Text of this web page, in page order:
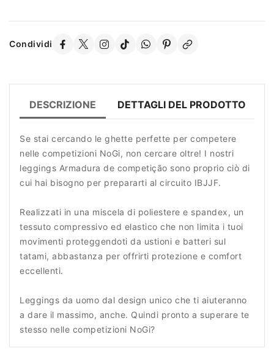
Condividi
DESCRIZIONE DETTAGLI DEL PRODOTTO
Se stai cercando le ghette perfette per competere
nelle competizioni NoGi, non cercare oltre! I nostri
leggings Armadura de competição sono proprio ciò di
cui hai bisogno per prepararti al circuito IBJJF.
Realizzati in una miscela di poliestere e spandex, un
tessuto compressivo ed elastico che non limita i tuoi
movimenti proteggendoti da ustioni e batteri sul
tatami, abbastanza per offrirti protezione e comfort
eccellenti.
Leggings da uomo dal design unico che ti aiuteranno
a dare il massimo, anche. Quindi pronto a superare te
stesso nelle competizioni NoGi?